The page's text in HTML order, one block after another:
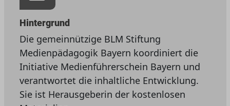
Hintergrund
Die gemeinnützige BLM Stiftung
Medienpädagogik Bayern koordiniert die
Initiative Medienführerschein Bayern und
verantwortet die inhaltliche Entwicklung.
Sie ist Herausgeberin der kostenlosen